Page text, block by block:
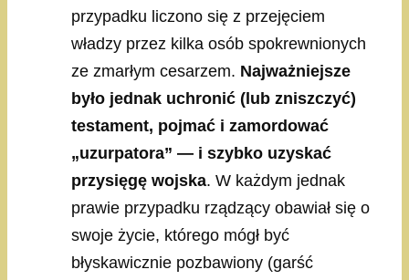
przypadku liczono się z przejęciem
władzy przez kilka osób spokrewnionych
ze zmarłym cesarzem. Najważniejsze
było jednak uchronić (lub zniszczyć)
testament, pojmać i zamordować
„uzurpatora” — i szybko uzyskać
przysięgę wojska. W każdym jednak
prawie przypadku rządzący obawiał się o
swoje życie, którego mógł być
błyskawicznie pozbawiony (garść